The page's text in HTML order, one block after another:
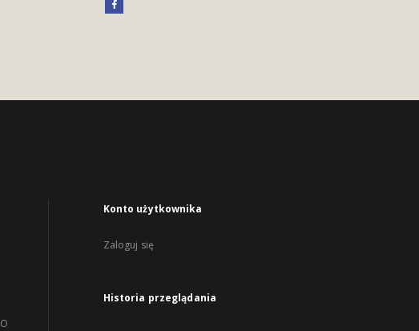
Konto użytkownika
Zaloguj się
Historia przeglądania